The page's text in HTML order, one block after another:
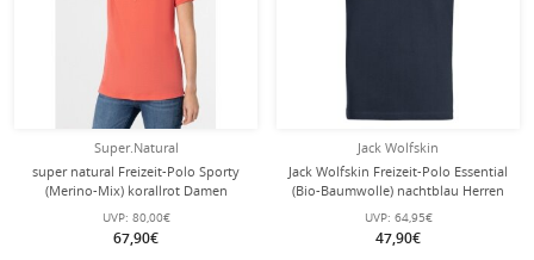
Super.Natural
super natural Freizeit-Polo Sporty
(Merino-Mix) korallrot Damen
UVP: 80,00€
67,90€
Jack Wolfskin
Jack Wolfskin Freizeit-Polo Essential
(Bio-Baumwolle) nachtblau Herren
UVP: 64,95€
47,90€